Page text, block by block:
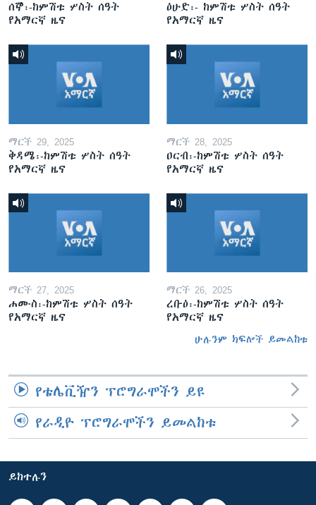
ሰኞ፡-ከምሽቱ ሦስት ሰዓት
የአማርኛ ዜና
ዕሁድ፡- ከምሽቱ ሦስት ሰዓት
የአማርኛ ዜና
ማርች 29, 2025
ቅዳሜ፡-ከምሽቱ ሦስት ሰዓት
የአማርኛ ዜና
ማርች 28, 2025
ዐርብ፡-ከምሽቱ ሦስት ሰዓት
የአማርኛ ዜና
ማርች 27, 2025
ሐሙስ፡-ከምሽቱ ሦስት ሰዓት
የአማርኛ ዜና
ማርች 26, 2025
ረቡዕ፡-ከምሽቱ ሦስት ሰዓት
የአማርኛ ዜና
ሁሉንም ክፍሎች ይመልከቱ
የቴሌቪዥን ፕሮግራሞችን ይዩ
የራዲዮ ፕሮግራሞችን ይመልከቱ
ይከተሉን